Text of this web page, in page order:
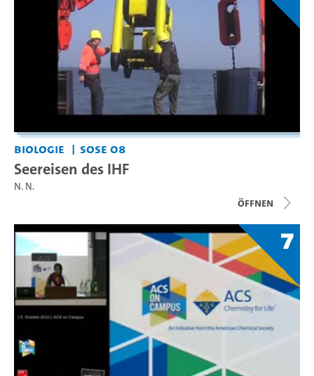
Biologie SoSe 08
Seereisen des IHF
N. N.
Öffnen
7